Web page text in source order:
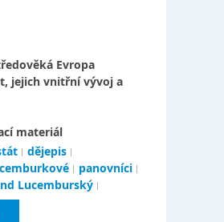
Evropa
jejich vnitřní vývoj a
materiál
dějepis
panovníci
Lucemburský